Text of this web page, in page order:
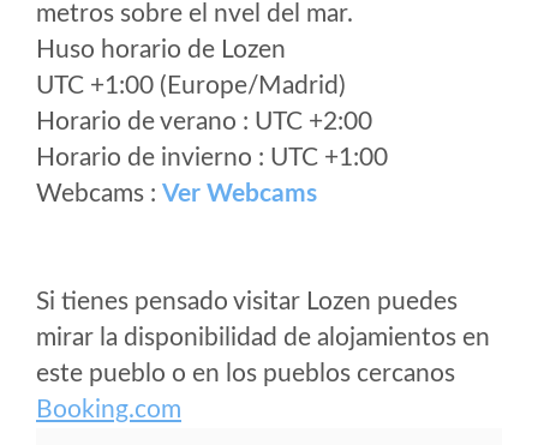
metros sobre el nvel del mar.
Huso horario de Lozen
UTC +1:00 (Europe/Madrid)
Horario de verano : UTC +2:00
Horario de invierno : UTC +1:00
Webcams : Ver Webcams
Si tienes pensado visitar Lozen puedes
mirar la disponibilidad de alojamientos en
este pueblo o en los pueblos cercanos
Booking.com